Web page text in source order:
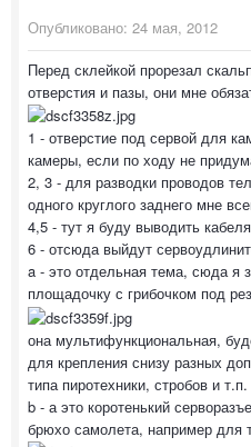
Опубликовано: 24 мая, 2012
Перед склейкой прорезал
отверстия и пазы, они мне
1 - отверстие под сервой для
камеры, если по ходу не
2, 3 - для разводки проводов
одного круглого заднего мне
4,5 - тут я буду выводить
6 - отсюда выйдут
a - это отдельная тема, сюда я
площадочку с грибочком под
она мультифункциональная,
для крепления снизу разных
типа пиротехники, стробов и т.п.
b - а это коротенький
брюхо самолета, например для